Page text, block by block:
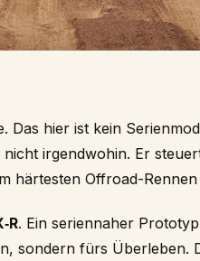
Das hier ist kein
irgendwohin. Er
härtesten Offroad-Rennen
. Ein seriennaher
sondern fürs Überleben.